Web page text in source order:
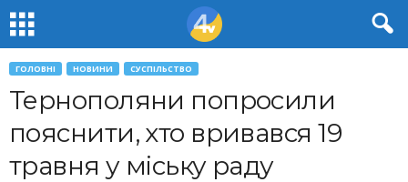
ГОЛОВНІ НОВИНИ СУСПІЛЬСТВО
Тернополяни попросили
пояснити, хто вривався 19
травня у міську раду